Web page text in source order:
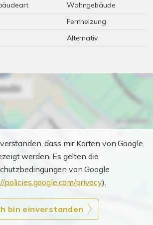
Wohngebäude
Fernheizung
Alternativ
dass mir Karten von Google
werden. Es gelten die
von Google
policies.google.com/privacy).
bin einverstanden